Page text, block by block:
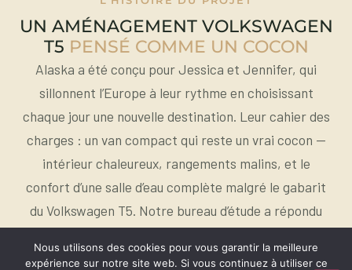
UN AMÉNAGEMENT VOLKSWAGEN
T5 PENSÉ COMME UN COCON
Alaska a été conçu pour Jessica et Jennifer, qui
sillonnent l’Europe à leur rythme en choisissant
chaque jour une nouvelle destination. Leur cahier des
charges : un van compact qui reste un vrai cocon —
intérieur chaleureux, rangements malins, et le
confort d’une salle d’eau complète malgré le gabarit
du Volkswagen T5. Notre bureau d’étude a répondu
réchauffé de lambris esprit grange, et une douche
Nous utilisons des cookies pour vous garantir la meilleure
expérience sur notre site web. Si vous continuez à utiliser ce